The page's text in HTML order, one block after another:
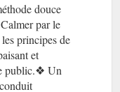
douce
par le
principes de
et
public.❖ Un